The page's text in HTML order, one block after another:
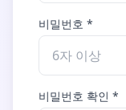
비밀번호 *
비밀번호 확인 *